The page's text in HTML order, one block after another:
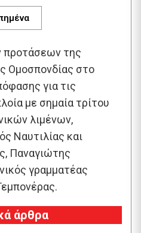
της
Ομοσπονδίας στο
για τις
με σημαία τρίτου
λιμένων,
Ναυτιλίας και
Παναγιώτης
γραμματέας
άρθρα